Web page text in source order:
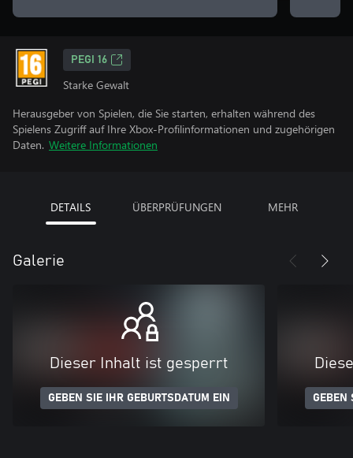
PEGI 16
Starke Gewalt
Herausgeber von Spielen, die Sie starten, erhalten während des
Spielens Zugriff auf Ihre Xbox-Profilinformationen und zugehörigen
Daten. Weitere Informationen
DETAILS ÜBERPRÜFUNGEN MEHR
Galerie
Dieser Inhalt ist gesperrt
GEBEN SIE IHR GEBURTSDATUM EIN GEBEN